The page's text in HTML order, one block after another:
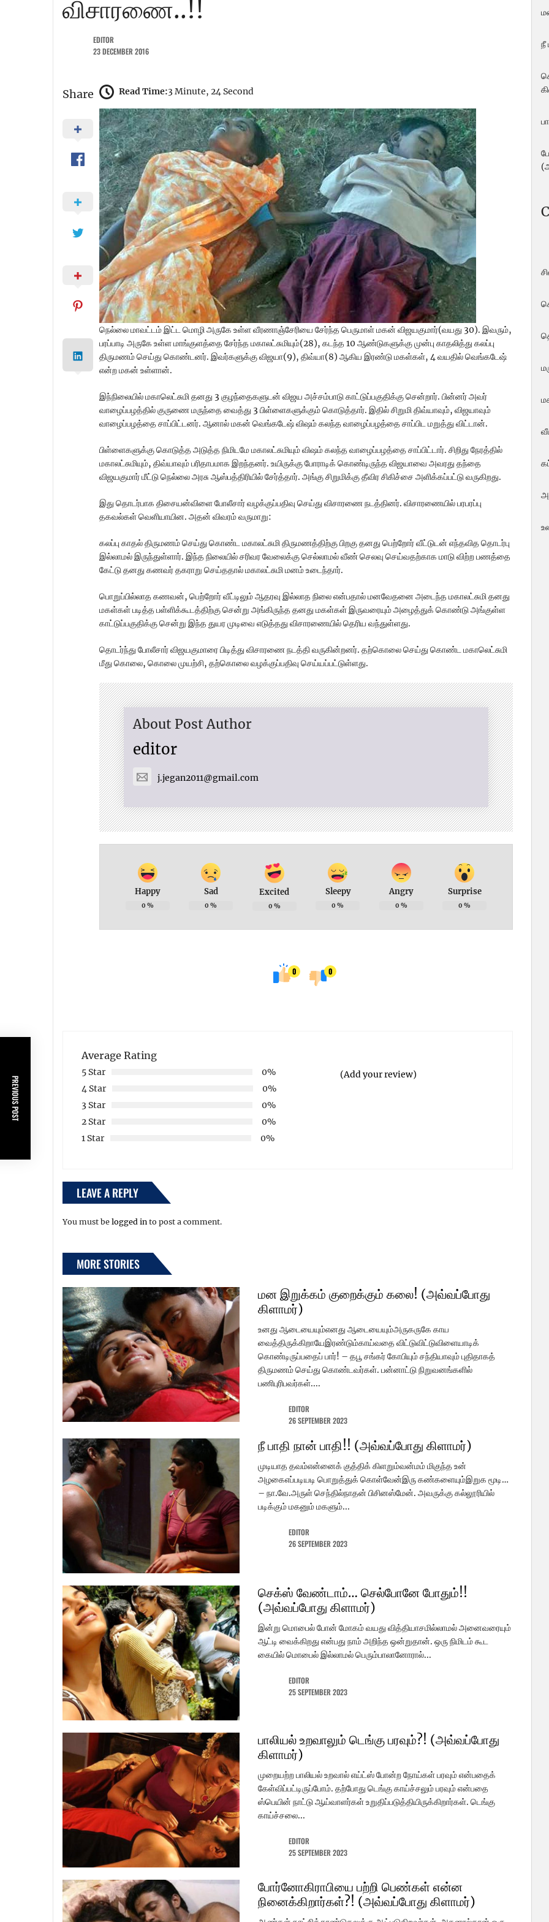
விசாரணை..!!
EDITOR
23 DECEMBER 2016
Share Read Time:3 Minute, 24 Second
நெல்லை மாவட்டம் இட்ட மொழி அருகே உள்ள வீரணாஞ்சேரியை சேர்ந்த பெருமாள் மகன் விஜயகுமார்(வயது 30). இவரும்,
பரப்பாடி அருகே உள்ள மாங்குளத்தை சேர்ந்த மகாலட்சுமியும்(28), கடந்த 10 ஆண்டுகளுக்கு முன்பு காதலித்து கலப்பு
திருமணம் செய்து கொண்டனர். இவர்களுக்கு விஜயா(9), திவ்யா(8) ஆகிய இரண்டு மகள்கள், 4 வயதில் வெங்கடேஷ்
என்ற மகன் உள்ளான்.
இந்நிலையில் மகாலெட்சுமி தனது 3 குழந்தைகளுடன் விஜய அச்சம்பாடு காட்டுப்பகுதிக்கு சென்றார். பின்னர் அவர்
வாழைப்பழத்தில் குருணை மருந்தை வைத்து 3 பிள்ளைகளுக்கும் கொடுத்தார். இதில் சிறுமி திவ்யாவும், விஜயாவும்
வாழைப்பழத்தை சாப்பிட்டனர். ஆனால் மகன் வெங்கடேஷ் வி‌ஷம் கலந்த வாழைப்பழத்தை சாப்பிட மறுத்து விட்டான்.
பிள்ளைகளுக்கு கொடுத்த அடுத்த நிமிடமே மகாலட்சுமியும் வி‌ஷம் கலந்த வாழைப்பழத்தை சாப்பிட்டார். சிறிது நேரத்தில்
மகாலட்சுமியும், திவ்யாவும் பரிதாபமாக இறந்தனர். உயிருக்கு போராடிக் கொண்டிருந்த விஜயாவை அவரது தந்தை
விஜயகுமார் மீட்டு நெல்லை அரசு ஆஸ்பத்திரியில் சேர்த்தார். அங்கு சிறுமிக்கு தீவிர சிகிச்சை அளிக்கப்பட்டு வருகிறது.
இது தொடர்பாக திசையன்விளை போலீசார் வழக்குப்பதிவு செய்து விசாரணை நடத்தினர். விசாரணையில் பரபரப்பு
தகவல்கள் வெளியாயின. அதன் விவரம் வருமாறு:
கலப்பு காதல் திருமணம் செய்து கொண்ட மகாலட்சுமி திருமணத்திற்கு பிறகு தனது பெற்றோர் வீட்டுடன் எந்தவித தொடர்பு
இல்லாமல் இருந்துள்ளார். இந்த நிலையில் சரிவர வேலைக்கு செல்லாமல் வீண் செலவு செய்வதற்காக மாடு விற்ற பணத்தை
கேட்டு தனது கணவர் தகராறு செய்ததால் மகாலட்சுமி மனம் உடைந்தார்.
பொறுப்பில்லாத கணவன், பெற்றோர் வீட்டிலும் ஆதரவு இல்லாத நிலை என்பதால் மனவேதனை அடைந்த மகாலட்சுமி தனது
மகள்கள் படித்த பள்ளிக்கூடத்திற்கு சென்று அங்கிருந்த தனது மகள்கள் இருவரையும் அழைத்துக் கொண்டு அங்குள்ள
காட்டுப்பகுதிக்கு சென்று இந்த துயர முடிவை எடுத்தது விசாரணையில் தெரிய வந்துள்ளது.
தொடர்ந்து போலீசார் விஜயகுமாரை பிடித்து விசாரணை நடத்தி வருகின்றனர். தற்கொலை செய்து கொண்ட மகாலெட்சுமி
மீது கொலை, கொலை முயற்சி, தற்கொலை வழக்குப்பதிவு செய்யப்பட்டுள்ளது.
About Post Author
editor
j.jegan2011@gmail.com
Happy
0 %
Sad
0 %
Excited
0 %
Sleepy
0 %
Angry
0 %
Surprise
0 %
0 0
Average Rating
5 Star
0%
4 Star
0%
3 Star
0%
2 Star
0%
1 Star
0%
(Add your review)
LEAVE A REPLY
You must be logged in to post a comment.
PREVIOUS POST
MORE STORIES
மன இறுக்கம் குறைக்கும் கலை! (அவ்வப்போது
கிளாமர்)
உனது ஆடையையும்எனது ஆடையையும்அருகருகே காய
வைத்திருக்கிறாயேஇரண்டும்காய்வதை விட்டுவிட்டுவிளையாடிக்
கொண்டிருப்பதைப் பார்! – தபூ சங்கர் கோபியும் சந்தியாவும் புதிதாகத்
திருமணம் செய்து கொண்டவர்கள். பன்னாட்டு நிறுவனங்களில்
பணிபுரிபவர்கள்....
EDITOR
26 SEPTEMBER 2023
நீ பாதி நான் பாதி!! (அவ்வப்போது கிளாமர்)
முடியாத தவம்என்னைக் குத்திக் கிளறும்வன்மம் மிகுந்த உன்
அழகைஎப்படியடி பொறுத்துக் கொள்வேன்இரு கண்களையும்இறுக மூடி…
– நா.வே.அருள் செந்தில்நாதன் பிசினஸ்மேன். அவருக்கு கல்லூரியில்
படிக்கும் மகனும் மகளும்...
EDITOR
26 SEPTEMBER 2023
செக்ஸ் வேண்டாம்… செல்போனே போதும்!!
(அவ்வப்போது கிளாமர்)
இன்று மொபைல் போன் மோகம் வயது வித்தியாசமில்லாமல் அனைவரையும்
ஆட்டி வைக்கிறது என்பது நாம் அறிந்த ஒன்றுதான். ஒரு நிமிடம் கூட
கையில் மொபைல் இல்லாமல் பெரும்பாலானோரால்...
EDITOR
25 SEPTEMBER 2023
பாலியல் உறவாலும் டெங்கு பரவும்?! (அவ்வப்போது
கிளாமர்)
முறையற்ற பாலியல் உறவால் எய்ட்ஸ் போன்ற நோய்கள் பரவும் என்பதைக்
கேள்விப்பட்டிருப்போம். தற்போது டெங்கு காய்ச்சலும் பரவும் என்பதை
ஸ்பெயின் நாட்டு ஆய்வாளர்கள் உறுதிப்படுத்தியிருக்கிறார்கள். டெங்கு
காய்ச்சலை...
EDITOR
25 SEPTEMBER 2023
போர்னோகிராபியை பற்றி பெண்கள் என்ன
நினைக்கிறார்கள்?! (அவ்வப்போது கிளாமர்)
நீ